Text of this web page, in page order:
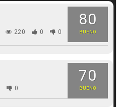
80
BUENO
220 0 0
70
BUENO
0